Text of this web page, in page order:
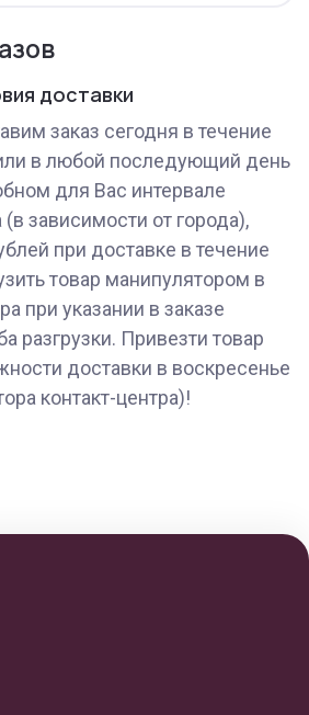
доставки
заказ сегодня в течение
в любой последующий день
для Вас интервале
(в зависимости от города),
при доставке в течение
товар манипулятором в
при указании в заказе
разгрузки. Привезти товар
доставки в воскресенье
контакт-центра)!